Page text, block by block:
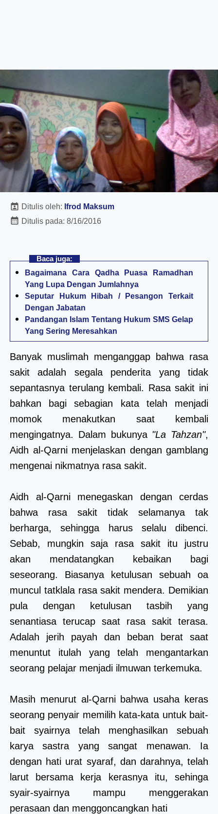
Ditulis oleh: Ifrod Maksum
Ditulis pada: 8/16/2016
Baca juga:
Bagaimana Cara Qadha Puasa Ramadhan
Yang Lupa Dengan Jumlahnya
Seputar Hukum Hibah / Pesangon Terkait
Dengan Jabatan
Pandangan Islam Tentang Hukum SMS Gelap
Yang Sering Meresahkan
Banyak muslimah menganggap bahwa rasa
sakit adalah segala penderita yang tidak
sepantasnya terulang kembali. Rasa sakit ini
bahkan bagi sebagian kata telah menjadi
momok menakutkan saat kembali
mengingatnya. Dalam bukunya "La Tahzan",
Aidh al-Qarni menjelaskan dengan gamblang
mengenai nikmatnya rasa sakit.
Aidh al-Qarni menegaskan dengan cerdas
bahwa rasa sakit tidak selamanya tak
berharga, sehingga harus selalu dibenci.
Sebab, mungkin saja rasa sakit itu justru
akan mendatangkan kebaikan bagi
seseorang. Biasanya ketulusan sebuah oa
muncul tatklala rasa sakit mendera. Demikian
pula dengan ketulusan tasbih yang
senantiasa terucap saat rasa sakit terasa.
Adalah jerih payah dan beban berat saat
menuntut itulah yang telah mengantarkan
seorang pelajar menjadi ilmuwan terkemuka.
Masih menurut al-Qarni bahwa usaha keras
seorang penyair memilih kata-kata untuk bait-
bait syairnya telah menghasilkan sebuah
karya sastra yang sangat menawan. Ia
dengan hati urat syaraf, dan darahnya, telah
larut bersama kerja kerasnya itu, sehinga
syair-syairnya mampu menggerakan
perasaan dan menggoncangkan hati